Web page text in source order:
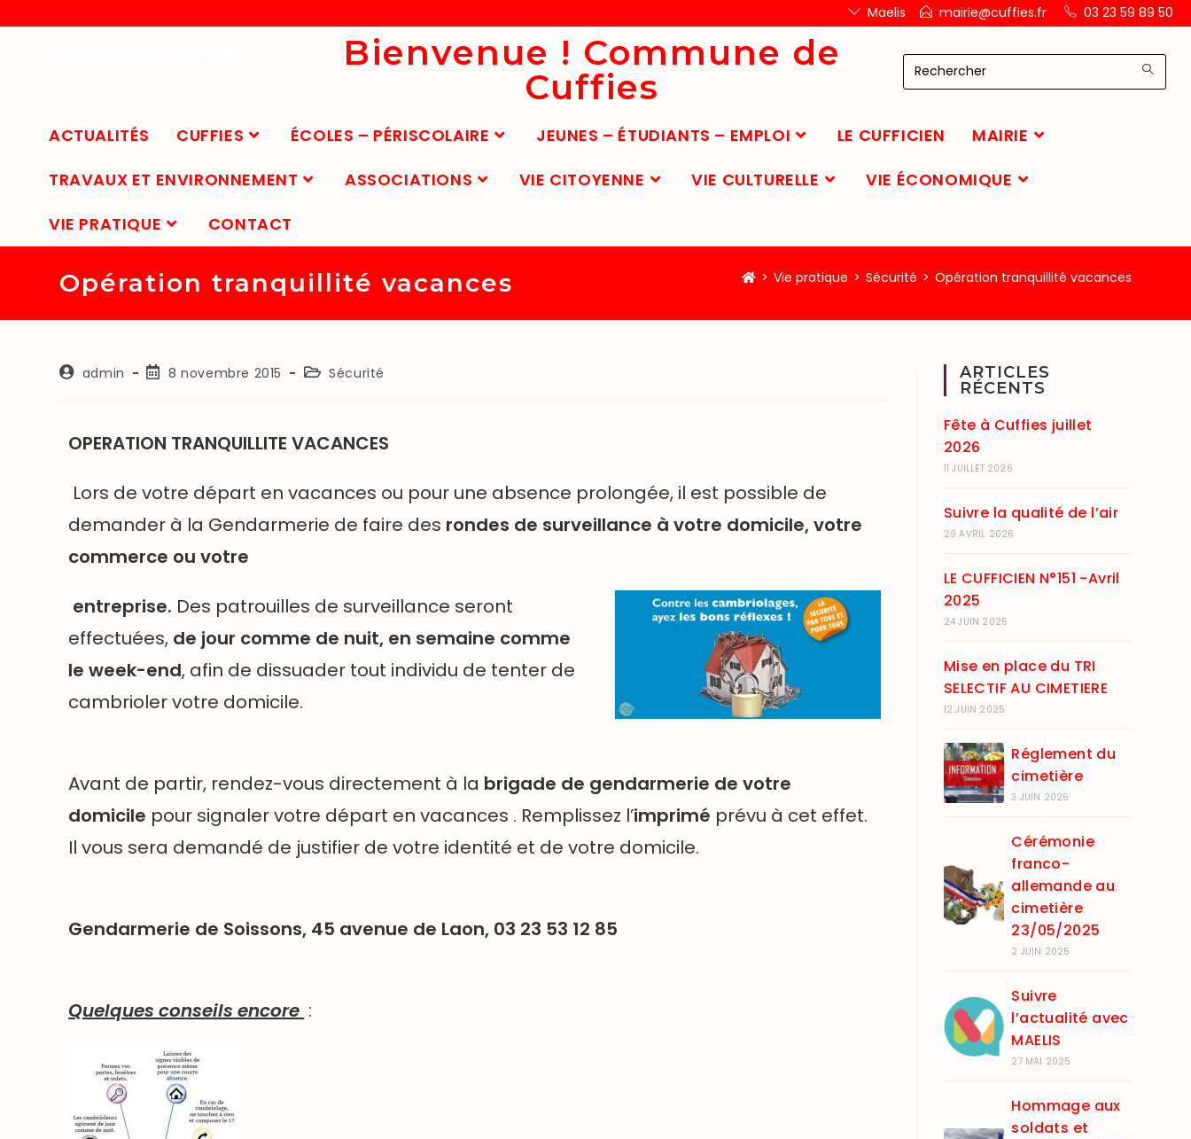
Maelis mairie@cuffies.fr 03 23 59 89 50
Bienvenue ! Commune de
Cuffies
ACTUALITÉS CUFFIES ÉCOLES – PÉRISCOLAIRE JEUNES – ÉTUDIANTS – EMPLOI LE CUFFICIEN
MAIRIE
TRAVAUX ET ENVIRONNEMENT
ASSOCIATIONS VIE CITOYENNE VIE CULTURELLE
VIE ÉCONOMIQUE
VIE PRATIQUE
CONTACT
Opération tranquillité vacances > Vie pratique > Sécurité > Opération tranquillité vacances
admin 8 novembre 2015 Sécurité
OPERATION TRANQUILLITE VACANCES
Lors de votre départ en vacances ou pour une absence prolongée, il est possible de
demander à la Gendarmerie de faire des rondes de surveillance à votre domicile, votre
commerce ou votre
entreprise. Des patrouilles de surveillance seront
effectuées, de jour comme de nuit, en semaine comme
le week-end, afin de dissuader tout individu de tenter de
cambrioler votre domicile.
Avant de partir, rendez-vous directement à la brigade de gendarmerie de votre
domicile pour signaler votre départ en vacances . Remplissez l’imprimé prévu à cet effet.
Il vous sera demandé de justifier de votre identité et de votre domicile.
Gendarmerie de Soissons, 45 avenue de Laon, 03 23 53 12 85
Quelques conseils encore :
ARTICLES
RÉCENTS
Fête à Cuffies juillet
2026
11 JUILLET 2026
Suivre la qualité de l’air
29 AVRIL 2026
LE CUFFICIEN N°151 -Avril
2025
24 JUIN 2025
Mise en place du TRI
SELECTIF AU CIMETIERE
12 JUIN 2025
Réglement du
cimetière
3 JUIN 2025
Cérémonie
franco-
allemande au
cimetière
23/05/2025
2 JUIN 2025
Suivre
l’actualité avec
MAELIS
27 MAI 2025
Hommage aux
soldats et